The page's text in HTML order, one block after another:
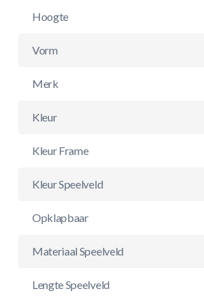
Hoogte
Vorm
Merk
Kleur
Kleur Frame
Kleur Speelveld
Opklapbaar
Materiaal Speelveld
Lengte Speelveld